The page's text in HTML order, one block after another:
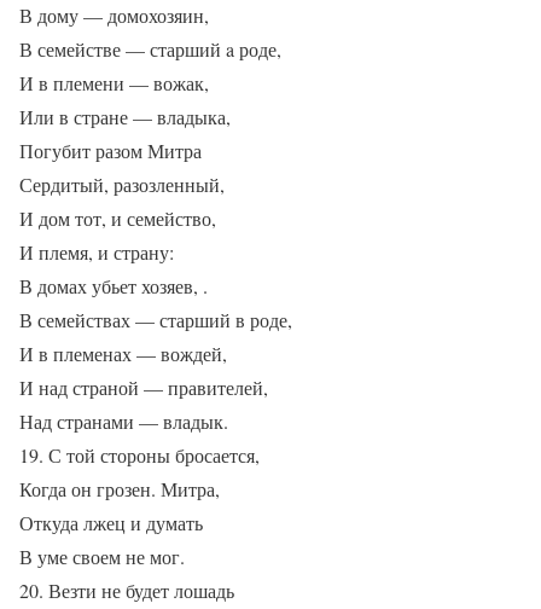
В дому — домохозяин,
В семействе — старший a роде,
И в племени — вожак,
Или в стране — владыка,
Погубит разом Митра
Сердитый, разозленный,
И дом тот, и семейство,
И племя, и страну:
В домах убьет хозяев, .
В семействах — старший в роде,
И в племенах — вождей,
И над страной — правителей,
Над странами — владык.
19. С той стороны бросается,
Когда он грозен. Митра,
Откуда лжец и думать
В уме своем не мог.
20. Везти не будет лошадь